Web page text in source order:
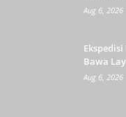
Aug 6, 2026
Bawa
Aug 6, 2026